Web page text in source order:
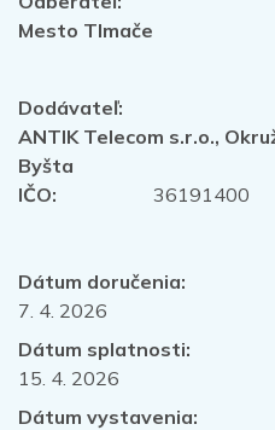
Mesto Tlmače
Dodávateľ:
ANTIK Telecom s.r.o.,
Byšta
IČO:
36191400
Dátum doručenia:
7. 4. 2026
Dátum splatnosti:
15. 4. 2026
Dátum vystavenia: